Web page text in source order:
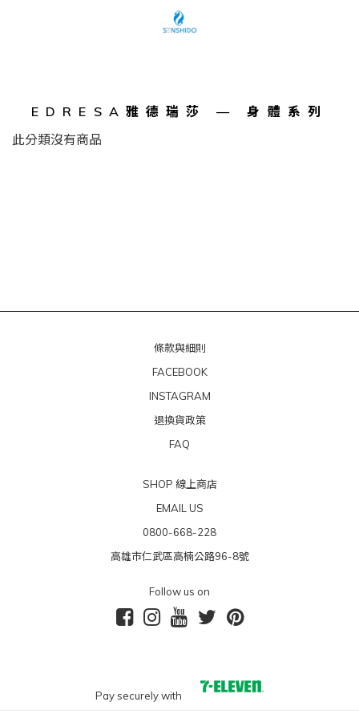
EDRESA雅德瑞莎 — 身體系列
此分類沒有商品
條款與細則
FACEBOOK
INSTAGRAM
退換貨政策
FAQ
SHOP 線上商店
EMAIL US
0800-668-228
高雄市仁武區高楠公路96-8號
Follow us on
Pay securely with